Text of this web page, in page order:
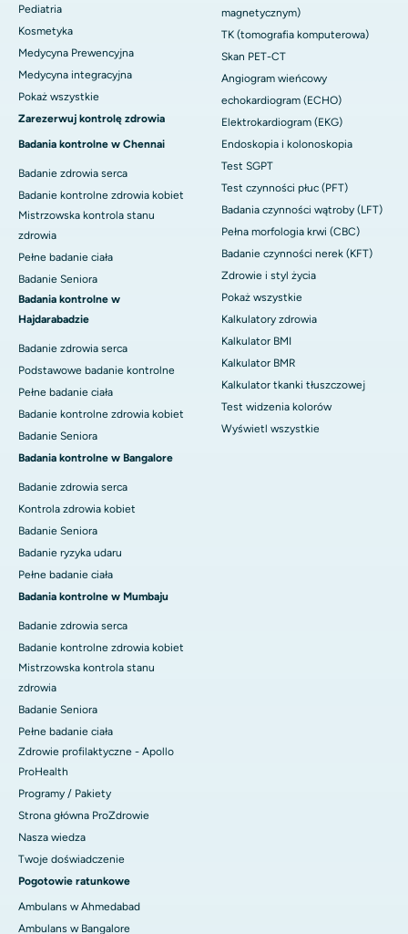
Pediatria
Kosmetyka
Medycyna Prewencyjna
Medycyna integracyjna
Pokaż wszystkie
Zarezerwuj kontrolę zdrowia
Badania kontrolne w Chennai
Badanie zdrowia serca
Badanie kontrolne zdrowia kobiet
Mistrzowska kontrola stanu
zdrowia
Pełne badanie ciała
Badanie Seniora
Badania kontrolne w
Hajdarabadzie
Badanie zdrowia serca
Podstawowe badanie kontrolne
Pełne badanie ciała
Badanie kontrolne zdrowia kobiet
Badanie Seniora
Badania kontrolne w Bangalore
Badanie zdrowia serca
Kontrola zdrowia kobiet
Badanie Seniora
Badanie ryzyka udaru
Pełne badanie ciała
Badania kontrolne w Mumbaju
Badanie zdrowia serca
Badanie kontrolne zdrowia kobiet
Mistrzowska kontrola stanu
zdrowia
Badanie Seniora
Pełne badanie ciała
Zdrowie profilaktyczne - Apollo
ProHealth
Programy / Pakiety
Strona główna ProZdrowie
Nasza wiedza
Twoje doświadczenie
Pogotowie ratunkowe
Ambulans w Ahmedabad
Ambulans w Bangalore
magnetycznym)
TK (tomografia komputerowa)
Skan PET-CT
Angiogram wieńcowy
echokardiogram (ECHO)
Elektrokardiogram (EKG)
Endoskopia i kolonoskopia
Test SGPT
Test czynności płuc (PFT)
Badania czynności wątroby (LFT)
Pełna morfologia krwi (CBC)
Badanie czynności nerek (KFT)
Zdrowie i styl życia
Pokaż wszystkie
Kalkulatory zdrowia
Kalkulator BMI
Kalkulator BMR
Kalkulator tkanki tłuszczowej
Test widzenia kolorów
Wyświetl wszystkie